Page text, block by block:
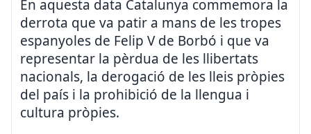
En aquesta data Catalunya commemora la
derrota que va patir a mans de les tropes
espanyoles de Felip V de Borbó i que va
representar la pèrdua de les llibertats
nacionals, la derogació de les lleis pròpies
del país i la prohibició de la llengua i
cultura pròpies.